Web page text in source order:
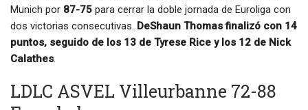
Munich por 87-75 para cerrar la doble jornada de Euroliga con
dos victorias consecutivas. DeShaun Thomas finalizó con 14
puntos, seguido de los 13 de Tyrese Rice y los 12 de Nick
Calathes.
LDLC ASVEL Villeurbanne 72-88